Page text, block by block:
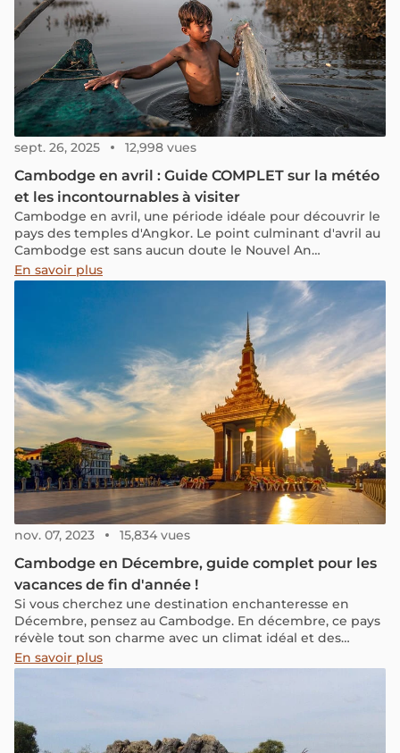
sept. 26, 2025 12,998 vues
Cambodge en avril : Guide COMPLET sur la météo
et les incontournables à visiter
Cambodge en avril, une période idéale pour découvrir le
pays des temples d'Angkor. Le point culminant d'avril au
Cambodge est sans aucun doute le Nouvel An
Cambodgien, également connu sous le nom de Choul
Chnam Thmey. Cette période est marquée par des
festivités colorées et des rituels ancestraux, offrant aux
visiteurs une immersion unique dans la riche culture
cambodgienne. Rejoignez-nous pour découvrir quel
temps il fait ce mois-ci et tous les renseignements
pratiques nécessaires pour une visite réussie.
En savoir plus
nov. 07, 2023 15,834 vues
Cambodge en Décembre, guide complet pour les
vacances de fin d'année !
Si vous cherchez une destination enchanteresse en
Décembre, pensez au Cambodge. En décembre, ce pays
révèle tout son charme avec un climat idéal et des
paysages magnifiques, notamment les impressionnants
temples d'Angkor. Joignez-vous à nous pour explorer
En savoir plus